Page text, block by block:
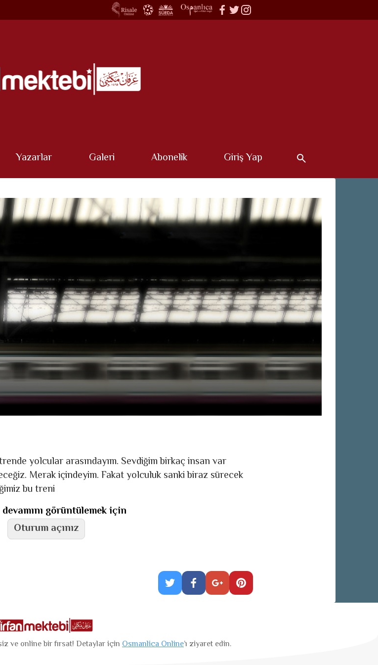
Yazarlar Galeri Abonelik Giriş Yap
yolcular arasındayım. Sevdiğim birkaç insan var
Merak içindeyim. Fakat yolculuk sanki biraz sürecek
bu treni
görüntülemek için
Oturum açınız
ve online bir fırsat! Detaylar içinOsmanlica Online’ı ziyaret edin.